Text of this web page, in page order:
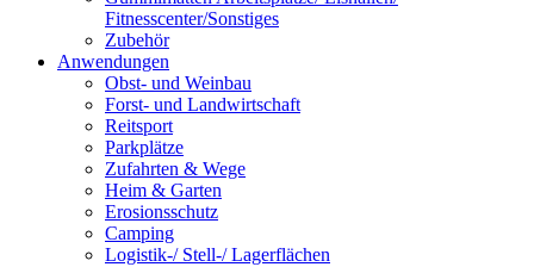
Fitnesscenter/Sonstiges
Zubehör
Anwendungen
Obst- und Weinbau
Forst- und Landwirtschaft
Reitsport
Parkplätze
Zufahrten & Wege
Heim & Garten
Erosionsschutz
Camping
Logistik-/ Stell-/ Lagerflächen